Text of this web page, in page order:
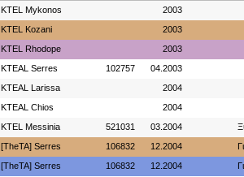
KTEL Mykonos 2003
ΚΤΕL Kozani 2003
KTEL Rhodope 2003
KTEAL Serres 102757 04.2003
KTEAL Larissa 2004
KTEAL Chios 2004
KTEL Messinia 521031 03.2004
[TheTA] Serres 106832 12.2004
[TheTA] Serres 106832 12.2004